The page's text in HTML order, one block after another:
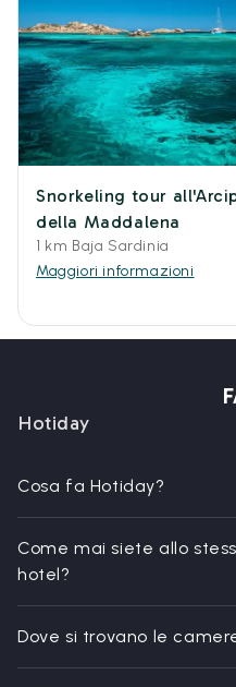
Snorkeling tour
della Maddalena
1 km Baja Sardinia
Maggiori informazioni
Hotiday
Cosa fa Hotiday?
Come mai siete allo
hotel?
Dove si trovano le